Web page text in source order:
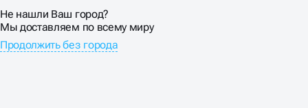
Не нашли Ваш город?
Мы доставляем по всему миру
Продолжить без города